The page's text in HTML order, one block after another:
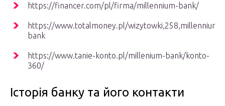
https://financer.com/pl/firma/millennium-bank/
https://www.totalmoney.pl/wizytowki,258,millennium-
bank
https://www.tanie-konto.pl/millenium-bank/konto-
360/
Історія банку та його контакти